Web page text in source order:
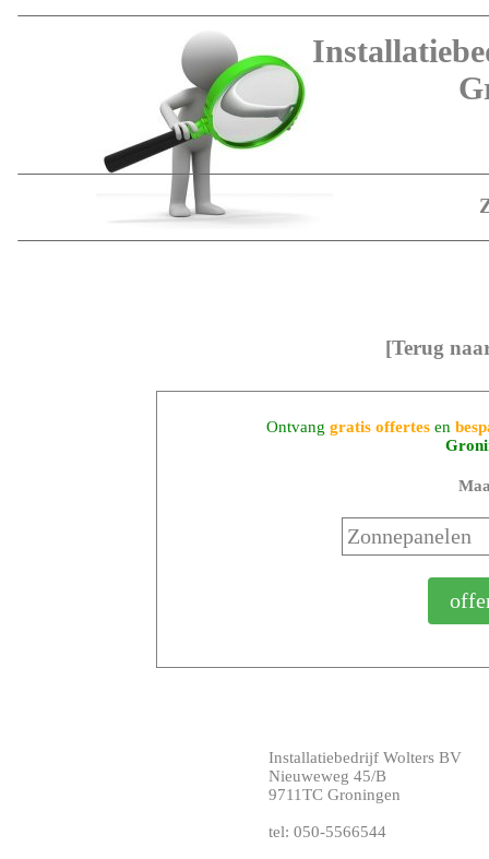
[Terug
Ontvang gratis offertesen
Installatiebedrijf Wolters BV
Nieuweweg 45/B
9711TC Groningen
tel: 050-5566544